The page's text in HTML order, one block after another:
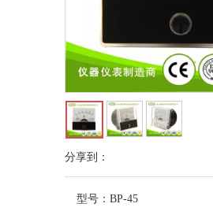
分享到：
型号： BP-45